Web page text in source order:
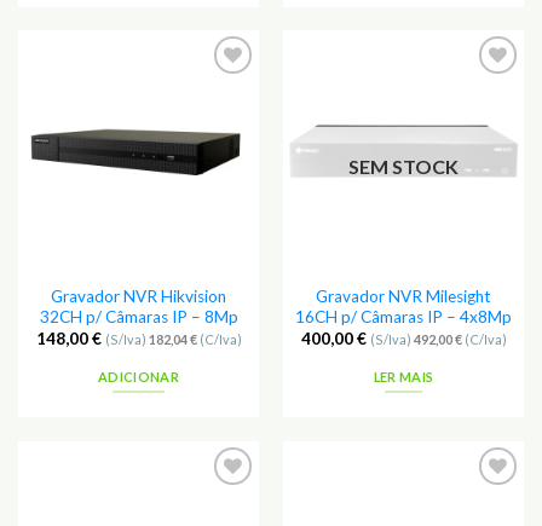
Gravador NVR Hikvision
32CH p/ Câmaras IP – 8Mp
148,00€ (S/Iva) 182,04€(C/Iva)
ADICIONAR
Favoritos
SEM STOCK
Gravador NVR Milesight
16CH p/ Câmaras IP – 4x8Mp
400,00€ (S/Iva) 492,00€(C/Iva)
LER MAIS